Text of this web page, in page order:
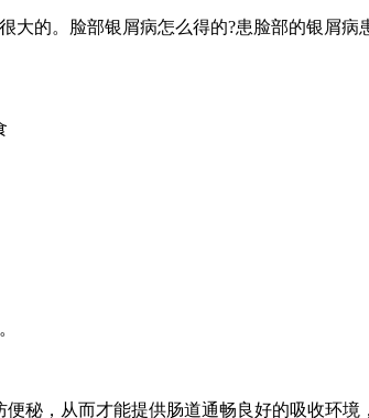
的。脸部银屑病怎么得的?患脸部的银屑
秘，从而才能提供肠道通畅良好的吸收环境